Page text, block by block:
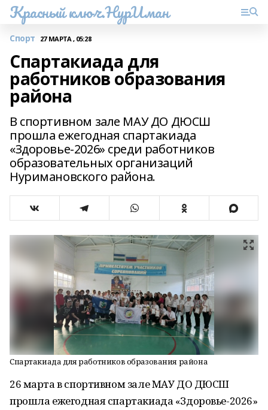
Красный ключ.НурИман
Спорт 27 МАРТА , 05:28
Спартакиада для
работников образования
района
В спортивном зале МАУ ДО ДЮСШ
прошла ежегодная спартакиада
«Здоровье-2026» среди работников
образовательных организаций
Нуримановского района.
Спартакиада для работников образования района
26 марта в спортивном зале МАУ ДО ДЮСШ
прошла ежегодная спартакиада «Здоровье-2026»